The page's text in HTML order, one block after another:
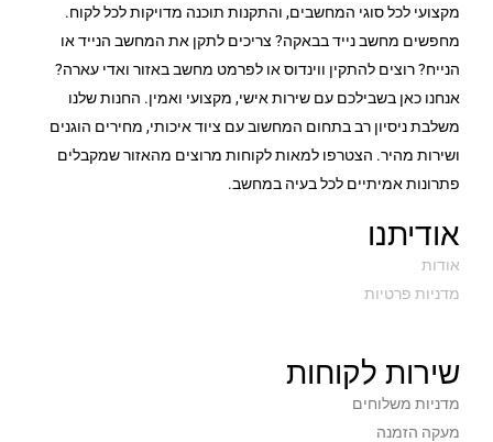
מקצועי לכל סוגי המחשבים, והתקנות תוכנה מדויקות לכל לקוח.
מחפשים מחשב נייד בבאקה? צריכים לתקן את המחשב הנייד או
הנייח? רוצים להתקין ווינדוס או לפרמט מחשב באזור ואדי עארה?
אנחנו כאן בשבילכם עם שירות אישי, מקצועי ואמין. החנות שלנו
משלבת ניסיון רב בתחום המחשוב עם ציוד איכותי, מחירים הוגנים
ושירות מהיר. הצטרפו למאות לקוחות מרוצים מהאזור שמקבלים
פתרונות אמיתיים לכל בעיה במחשב.
אודיתנו
אודות
מדניות פרטיות
שירות לקוחות
מדניות משלוחים
מעקה הזמנה